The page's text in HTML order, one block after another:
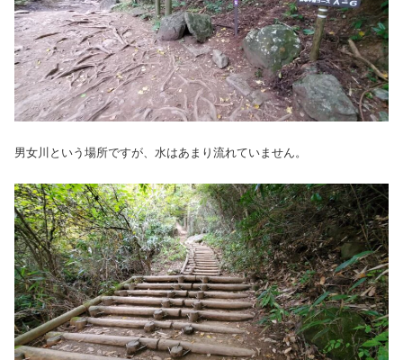
男女川という場所ですが、水はあまり流れていません。